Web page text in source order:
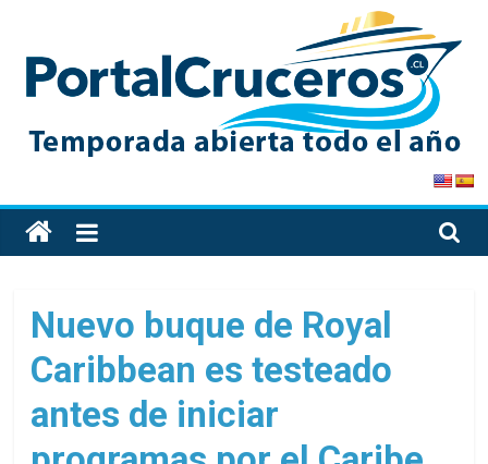
content
PortalCruceros
Toda
la
de
cruceros
en
solo
Nuevo buque de Royal
Caribbean es testeado
antes de iniciar